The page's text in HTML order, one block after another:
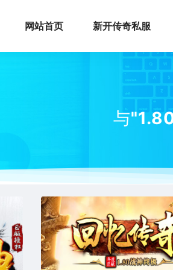
网站首页 新开传奇私服
与